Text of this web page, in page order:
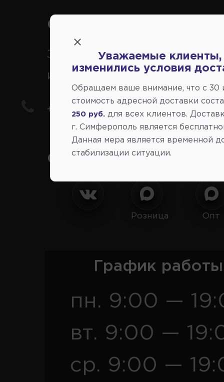
Справочный центр:
Заказ шин, дисков,
иномарки
+7(978) 206-206-8
Социальные сети:
Розница Опт
График
пн. 9:00 —
вт. 9:00 —
ср. 9:00 —
Уважаемые клиенты,
изменились условия
Обращаем ваше внимание, что c 30
стоимость адресной доставки
250 руб.
для всех клиентов.
г. Симферополь является
Данная мера является временной
стабилизации ситуации.